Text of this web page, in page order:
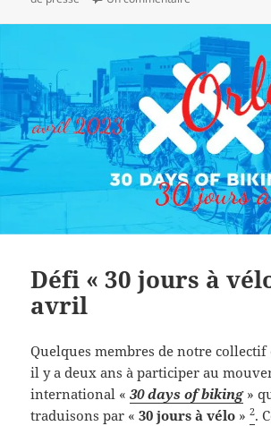
Défi « 30 jours à
avril
Quelques membres de notre collectif
il y a deux ans à participer au
international «30 days of biking»
traduisons par «30 jours à vélo »2.